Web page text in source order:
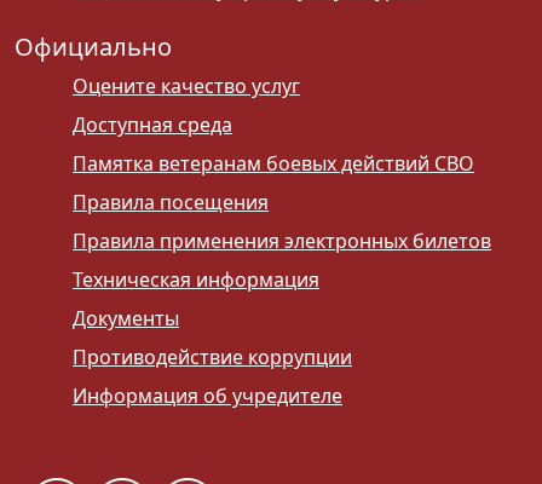
Официально
Оцените качество услуг
Доступная среда
Памятка ветеранам боевых действий СВО
Правила посещения
Правила применения электронных билетов
Техническая информация
Документы
Противодействие коррупции
Информация об учредителе